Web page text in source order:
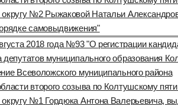
округу №2 Рыжаковой Натальи
самовыдвижения"
2018 года №93 "О регистрации
депутатов муниципального образования
Всеволожского муниципального района
второго созыва по Колтушскому
округу №1 Гордюка Антона Валерьевича,